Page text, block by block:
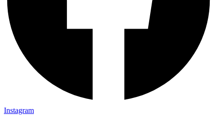
Instagram